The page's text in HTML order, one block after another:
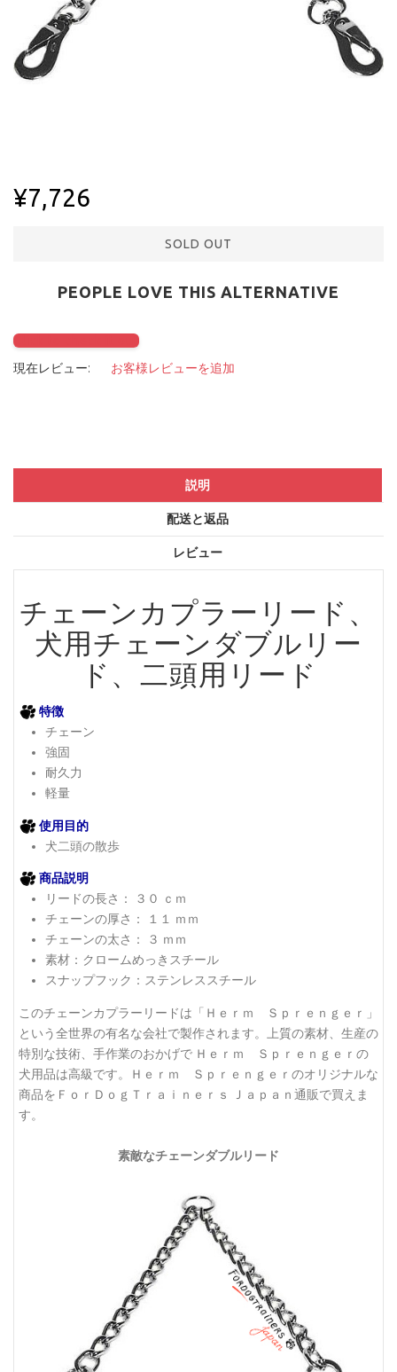
¥7,726
SOLD OUT
PEOPLE LOVE THIS ALTERNATIVE
Click to check it out
現在レビュー:
お客様レビューを追加
説明
配送と返品
レビュー
チェーンカプラーリード、
犬用チェーンダブルリー
ド、二頭用リード
特徴
チェーン
強固
耐久力
軽量
使用目的
犬二頭の散歩
商品説明
リードの長さ： ３０ ｃｍ
チェーンの厚さ： １１ ｍｍ
チェーンの太さ： ３ ｍｍ
素材：クロームめっきスチール
スナップフック：ステンレススチール
このチェーンカプラーリードは「Ｈｅｒｍ Ｓｐｒｅｎｇｅｒ」
という全世界の有名な会社で製作されます。上質の素材、生産の
特別な技術、手作業のおかげで Ｈｅｒｍ Ｓｐｒｅｎｇｅｒの
犬用品は高級です。Ｈｅｒｍ Ｓｐｒｅｎｇｅｒのオリジナルな
商品をＦｏｒＤｏｇＴｒａｉｎｅｒｓ Ｊａｐａｎ通販で買えま
す。
素敵なチェーンダブルリード